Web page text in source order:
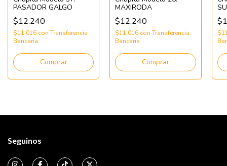
PASADOR GALGO
$12.240
$11.016 con Transferencia
Bancaria
Comprar
MAXIRODA
$12.240
$11.016 con Transferencia
Bancaria
Comprar
Seguinos